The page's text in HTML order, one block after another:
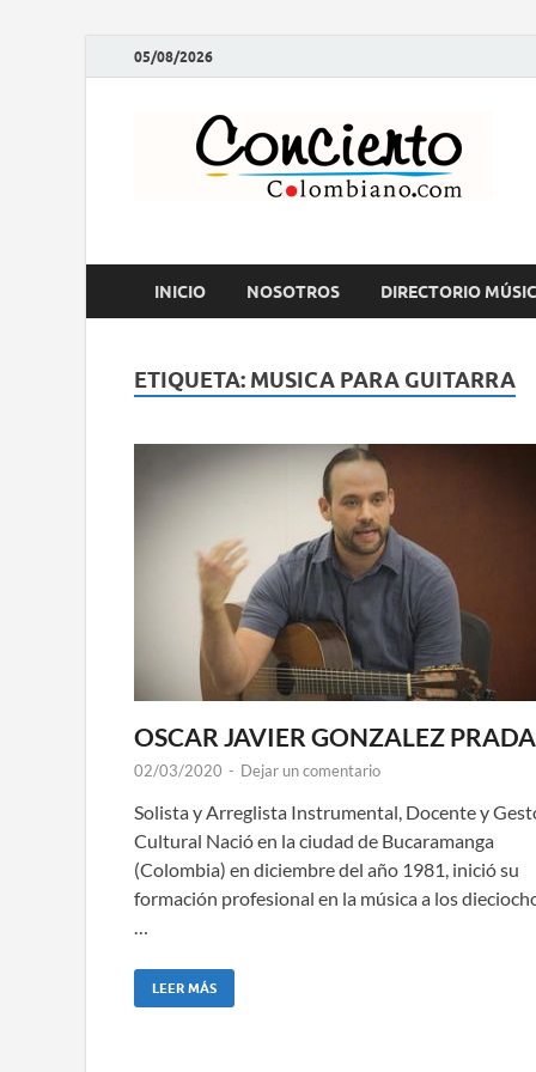
05/08/2026
INICIO NOSOTROS DIRECTORIO
ETIQUETA: MUSICA PARA GUITARRA
OSCAR JAVIER GONZALEZ PRADA
02/03/2020 - Dejar un comentario
Solista y Arreglista Instrumental, Docente y
Cultural Nació en la ciudad de Bucaramanga
(Colombia) en diciembre del año 1981, inició su
formación profesional en la música a los
LEER MÁS